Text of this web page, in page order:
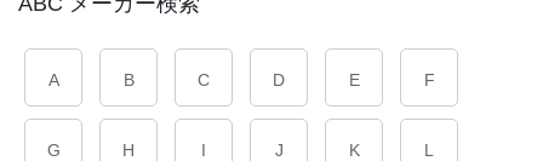
A B C D E F
G H I J K L